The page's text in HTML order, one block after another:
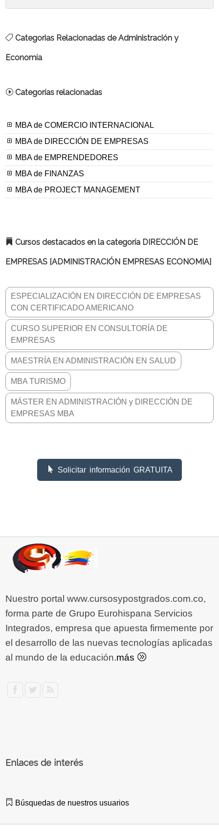
Categorias Relacionadas de Administración y
Economía
Categorías relacionadas
MBA de COMERCIO INTERNACIONAL
MBA de DIRECCIÓN DE EMPRESAS
MBA de EMPRENDEDORES
MBA de FINANZAS
MBA de PROJECT MANAGEMENT
Cursos destacados en la categoría DIRECCIÓN DE
EMPRESAS [ADMINISTRACIÓN EMPRESAS ECONOMIA]
ESPECIALIZACIÓN EN DIRECCIÓN DE EMPRESAS
CON CERTIFICADO AMERICANO
CURSO SUPERIOR EN CONSULTORÍA DE
EMPRESAS
MAESTRÍA EN ADMINISTRACIÓN EN SALUD
MBA TURISMO
MÁSTER EN ADMINISTRACIÓN y DIRECCIÓN DE
EMPRESAS MBA
Solicitar información GRATUITA
Nuestro portal www.cursosypostgrados.com.co,
forma parte de Grupo Eurohispana Servicios
Integrados, empresa que apuesta firmemente por
el desarrollo de las nuevas tecnologías aplicadas
al mundo de la educación.más
Enlaces de interés
Búsquedas de nuestros usuarios